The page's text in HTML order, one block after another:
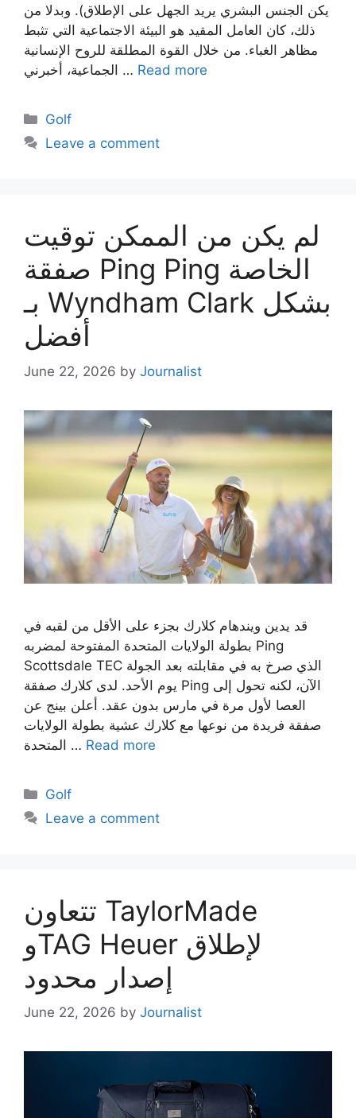
يكن الجنس البشري يريد الجهل على الإطلاق). وبدلا من
ذلك، كان العامل المقيد هو البيئة الاجتماعية التي تثبط
مظاهر الغباء. من خلال القوة المطلقة للروح الإنسانية
الجماعية، أخبرني … Read more
Categories
Golf
Leave a comment
لم يكن من الممكن توقيت
صفقة Ping Ping الخاصة
بـ Wyndham Clark بشكل
أفضل
June 22, 2026 by Journalist
قد يدين ويندهام كلارك بجزء على الأقل من لقبه في
بطولة الولايات المتحدة المفتوحة لمضربه Ping
Scottsdale TEC الذي صرخ به في مقابلته بعد الجولة
يوم الأحد. لدى كلارك صفقة Ping الآن، لكنه تحول إلى
العصا لأول مرة في مارس بدون عقد. أعلن بينج عن
صفقة فريدة من نوعها مع كلارك عشية بطولة الولايات
المتحدة … Read more
Categories
Golf
Leave a comment
تتعاون TaylorMade
وTAG Heuer لإطلاق
إصدار محدود
June 22, 2026 by Journalist